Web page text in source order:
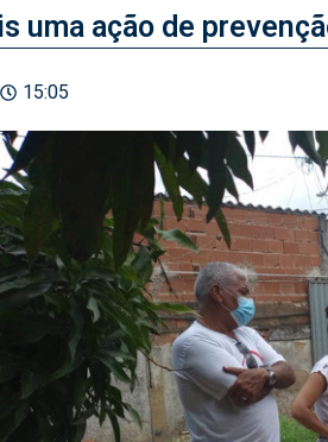
uma ação de
15:05